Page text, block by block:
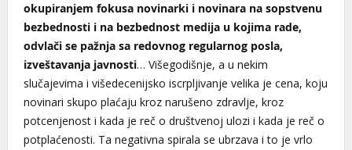
okupiranjem fokusa novinarki i novinara na sopstvenu
bezbednosti i na bezbednost medija u kojima rade,
odvlači se pažnja sa redovnog regularnog posla,
izveštavanja javnosti… Višegodišnje, a u nekim
slučajevima i višedecenijsko iscrpljivanje velika je cena, koju
novinari skupo plaćaju kroz narušeno zdravlje, kroz
potcenjenost i kada je reč o društvenoj ulozi i kada je reč o
potplaćenosti. Ta negativna spirala se ubrzava i to je vrlo